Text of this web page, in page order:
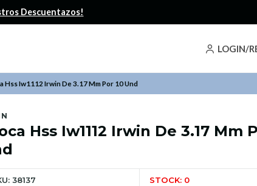
LOGIN/
Descuentazos!
Hss Iw1112 Irwin De 3.17 Mm Por 10 Und
Hss Iw1112 Irwin De 3.17 Mm
38137 STOCK: 0